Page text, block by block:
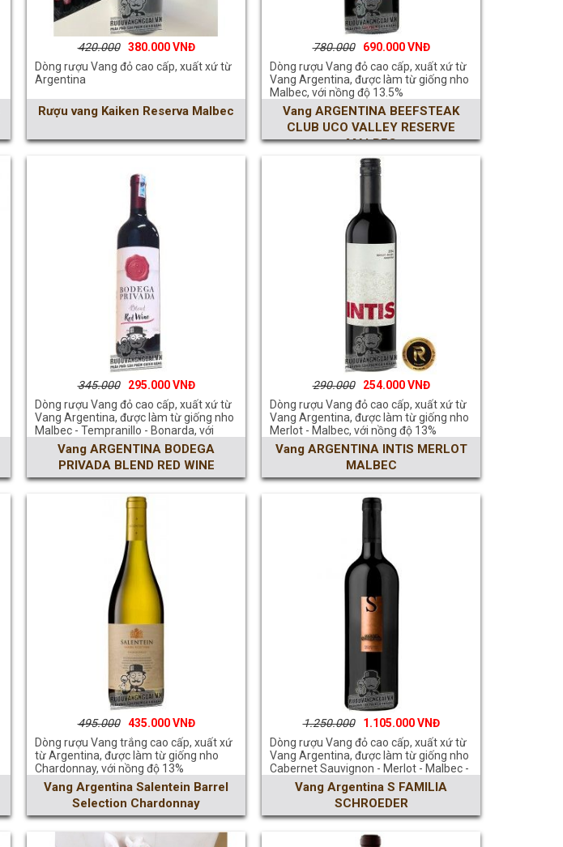
420.000
380.000
Dòng rượu Vang đỏ cao cấp, xuất xứ từ
Argentina
Rượu vang Kaiken Reserva Malbec
780.000
690.000
Dòng rượu Vang đỏ cao cấp, xuất xứ từ
Vang Argentina, được làm từ giống nho
Malbec, với nồng độ 13.5%
Vang ARGENTINA BEEFSTEAK
CLUB UCO VALLEY RESERVE
MALBEC
345.000
295.000
Dòng rượu Vang đỏ cao cấp, xuất xứ từ
Vang Argentina, được làm từ giống nho
Malbec - Tempranillo - Bonarda, với
nồng độ 13.3%
Vang ARGENTINA BODEGA
PRIVADA BLEND RED WINE
290.000
254.000
Dòng rượu Vang đỏ cao cấp, xuất xứ từ
Vang Argentina, được làm từ giống nho
Merlot - Malbec, với nồng độ 13%
Vang ARGENTINA INTIS MERLOT
MALBEC
495.000
435.000
Dòng rượu Vang trắng cao cấp, xuất xứ
từ Argentina, được làm từ giống nho
Chardonnay, với nồng độ 13%
Vang Argentina Salentein Barrel
Selection Chardonnay
1.250.000
1.105.000
Dòng rượu Vang đỏ cao cấp, xuất xứ từ
Vang Argentina, được làm từ giống nho
Cabernet Sauvignon - Merlot - Malbec -
Cabernet Franc, với nồng độ 14.5%
Vang Argentina S FAMILIA
SCHROEDER